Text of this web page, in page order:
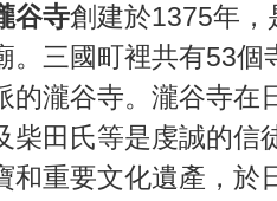
谷寺創建於1375年，
。三國町裡共有53個
的瀧谷寺。瀧谷寺在
柴田氏等是虔誠的信
和重要文化遺產，於